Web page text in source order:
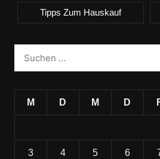
Tipps Zum Hauskauf
M D M D
3 4 5 6